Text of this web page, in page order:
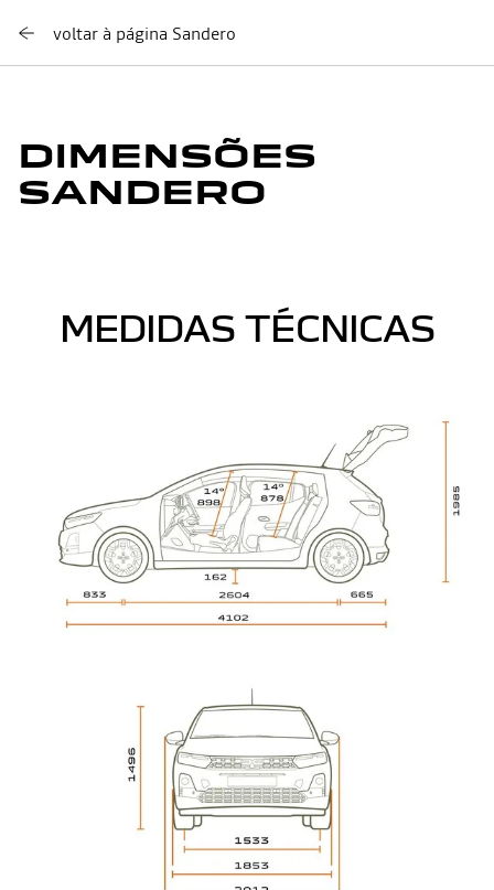
voltar à página Sandero
DIMENSÕES
SANDERO
MEDIDAS TÉCNICAS